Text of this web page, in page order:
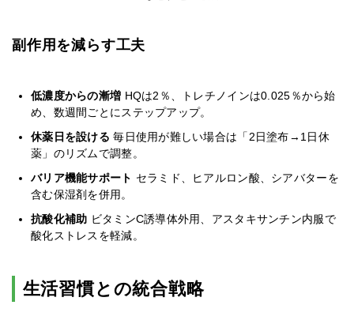
副作用を減らす工夫
低濃度からの漸増 HQは2％、トレチノインは0.025％から始
め、数週間ごとにステップアップ。
休薬日を設ける毎日使用が難しい場合は「2日塗布→1日休
薬」のリズムで調整。
バリア機能サポート セラミド、ヒアルロン酸、シアバターを
含む保湿剤を併用。
抗酸化補助 ビタミンC誘導体外用、アスタキサンチン内服で
酸化ストレスを軽減。
生活習慣との統合戦略